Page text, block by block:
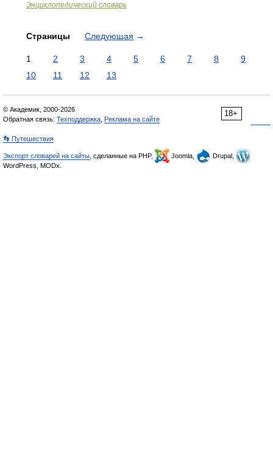
Энциклопедический словарь
Страницы Следующая →
1 2 3 4 5 6 7 8
9
10
11 12 13
18+
© Академик, 2000-2026
Обратная связь: Техподдержка Реклама на сайте
👣 Путешествия
Экспорт словарей на сайты , сделанные на PHP, Joomla,
Drupal,
WordPress, MODx.